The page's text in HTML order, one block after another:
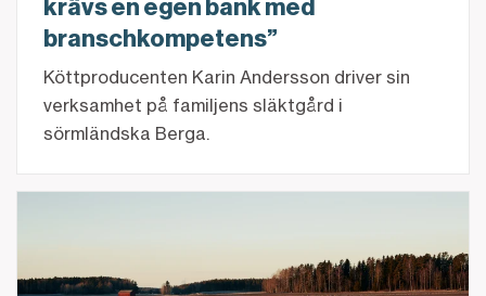
krävs en egen bank med
branschkompetens”
Köttproducenten Karin Andersson driver sin
verksamhet på familjens släktgård i
sörmländska Berga.